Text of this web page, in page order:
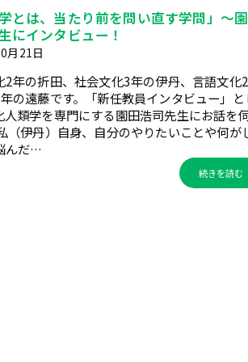
学とは、当たり前を問い直す学問」～
にインタビュー！
月21日
2年の折田、社会文化3年の伊丹、言語文化
の遠藤です。「新任教員インタビュー」と
人類学を専門にする園田浩司先生にお話を
（伊丹）自身、自分のやりたいことや何が
んだ…
続きを読む